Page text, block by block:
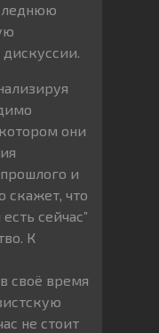
они
и
скажет, что
сейчас”
К
своё время
не стоит